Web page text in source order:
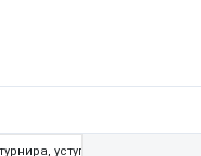
уступив филиппинской